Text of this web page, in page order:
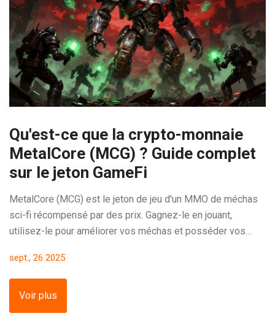
Qu'est-ce que la crypto-monnaie
MetalCore (MCG) ? Guide complet
sur le jeton GameFi
MetalCore (MCG) est le jeton de jeu d'un MMO de méchas
sci-fi récompensé par des prix. Gagnez-le en jouant,
utilisez-le pour améliorer vos méchas et posséder vos
gameplay.
sept., 26 2025
Voir plus